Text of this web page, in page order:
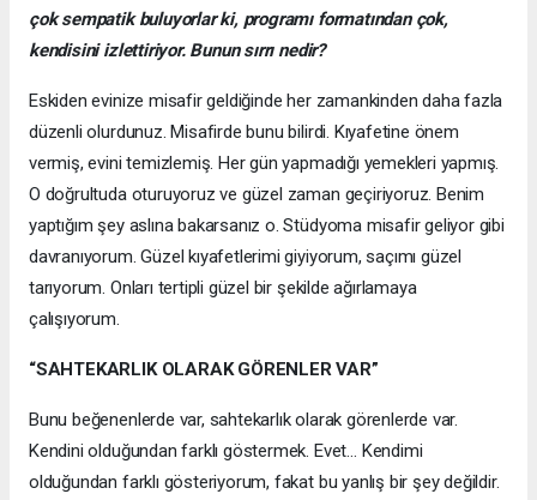
çok sempatik buluyorlar ki, programı formatından çok,
kendisini izlettiriyor. Bunun sırrı nedir?
Eskiden evinize misafir geldiğinde her zamankinden daha fazla
düzenli olurdunuz. Misafirde bunu bilirdi. Kıyafetine önem
vermiş, evini temizlemiş. Her gün yapmadığı yemekleri yapmış.
O doğrultuda oturuyoruz ve güzel zaman geçiriyoruz. Benim
yaptığım şey aslına bakarsanız o. Stüdyoma misafir geliyor gibi
davranıyorum. Güzel kıyafetlerimi giyiyorum, saçımı güzel
tarıyorum. Onları tertipli güzel bir şekilde ağırlamaya
çalışıyorum.
“SAHTEKARLIK OLARAK GÖRENLER VAR”
Bunu beğenenlerde var, sahtekarlık olarak görenlerde var.
Kendini olduğundan farklı göstermek. Evet… Kendimi
olduğundan farklı gösteriyorum, fakat bu yanlış bir şey değildir.